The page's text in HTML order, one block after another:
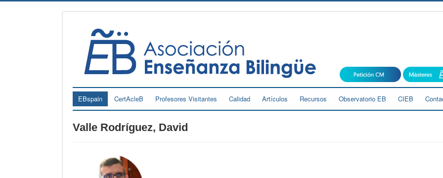
EBspain CertAcleB Profesores Visitantes Calidad Artículos Recursos Observatorio EB CIEB
Valle Rodríguez, David